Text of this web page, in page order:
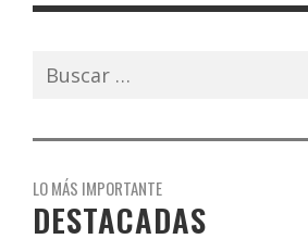
Buscar:
LO MÁS IMPORTANTE
DESTACADAS